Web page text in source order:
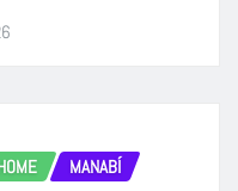
MANABÍ